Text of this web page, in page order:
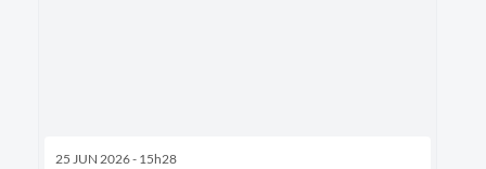
25 JUN 2026 - 15h28